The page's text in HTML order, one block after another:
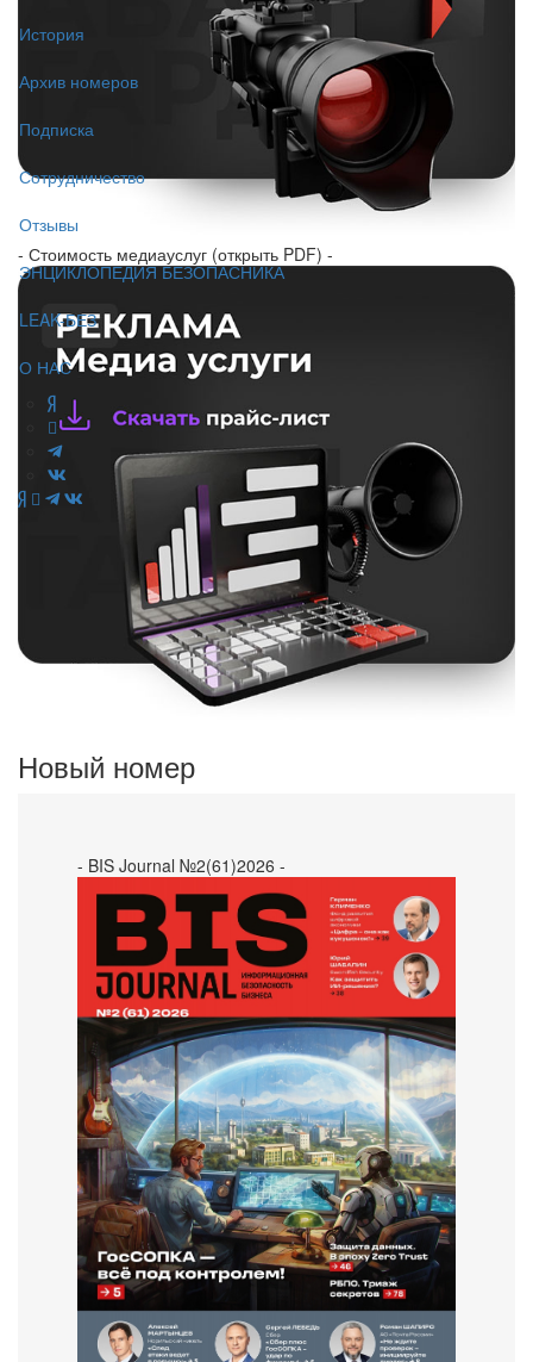
История
Архив номеров
Подписка
Сотрудничество
Отзывы
ЭНЦИКЛОПЕДИЯ БЕЗОПАСНИКА
LEAK-БЕЗ
О НАС
- Стоимость медиауслуг (открыть PDF) -
Новый номер
- BIS Journal №2(61)2026 -